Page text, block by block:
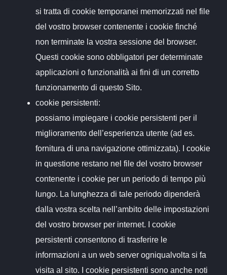
si tratta di cookie temporanei memorizzati nel file
del vostro browser contenente i cookie finché
non terminate la vostra sessione del browser.
Questi cookie sono obbligatori per determinate
applicazioni o funzionalità ai fini di un corretto
funzionamento di questo Sito.
cookie persistenti:
possiamo impiegare i cookie persistenti per il
miglioramento dell’esperienza utente (ad es.
fornitura di una navigazione ottimizzata). I cookie
in questione restano nel file del vostro browser
contenente i cookie per un periodo di tempo più
lungo. La lunghezza di tale periodo dipenderà
dalla vostra scelta nell’ambito delle impostazioni
del vostro browser per internet. I cookie
persistenti consentono di trasferire le
informazioni a un web server ogniqualvolta si fa
visita al sito. I cookie persistenti sono anche noti